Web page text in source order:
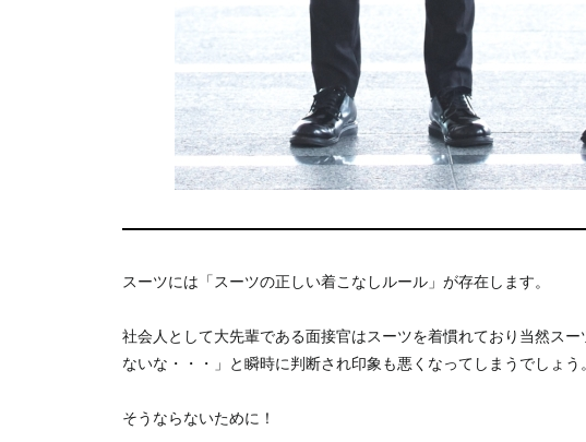
スーツには「スーツの正しい着こなしルール」が存在します。
社会人として大先輩である面接官はスーツを着慣れており当然スー
ないな・・・」と瞬時に判断され印象も悪くなってしまうでしょう。
そうならないために！